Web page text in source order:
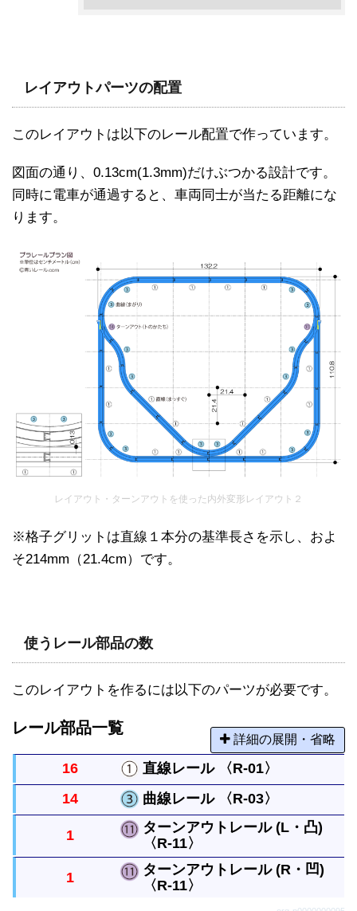
レイアウトパーツの配置
このレイアウトは以下のレール配置で作っています。
図面の通り、0.13cm(1.3mm)だけぶつかる設計です。
同時に電車が通過すると、車両同士が当たる距離にな
ります。
レイアウト・ターンアウトを使った内外変形レイアウト２
※格子グリットは直線１本分の基準長さを示し、およ
そ214mm（21.4cm）です。
使うレール部品の数
このレイアウトを作るには以下のパーツが必要です。
レール部品一覧
詳細の展開・省略
16 直線レール 〈R-01〉
まっすぐなレールですべてのレールの基本になる長
さです。
14 曲線レール 〈R-03〉
曲がったレールで半径は直線レール１本と同じで
す。円には８本必要です。
1
ターンアウトレール (L・凸)
〈R-11〉
直線レールから分かれるレールです。曲がったレー
1
ターンアウトレール (R・凹)
〈R-11〉